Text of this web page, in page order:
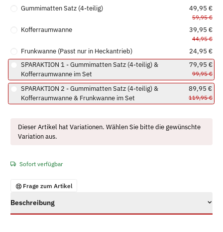
Gummimatten Satz (4-teilig)
49,95 €
59,95 €
Kofferraumwanne 39,95 €
44,95 €
Frunkwanne (Passt nur in Heckantrieb)
24,95 €
SPARAKTION 1 - Gummimatten Satz (4-teilig) &
Kofferraumwanne im Set
79,95 €
99,95 €
SPARAKTION 2 - Gummimatten Satz (4-teilig) &
Kofferraumwanne & Frunkwanne im Set
89,95 €
119,95 €
x
Dieser Artikel hat Variationen. Wählen Sie bitte die gewünschte
Variation aus.
Sofort verfügbar
Frage zum Artikel
Beschreibung